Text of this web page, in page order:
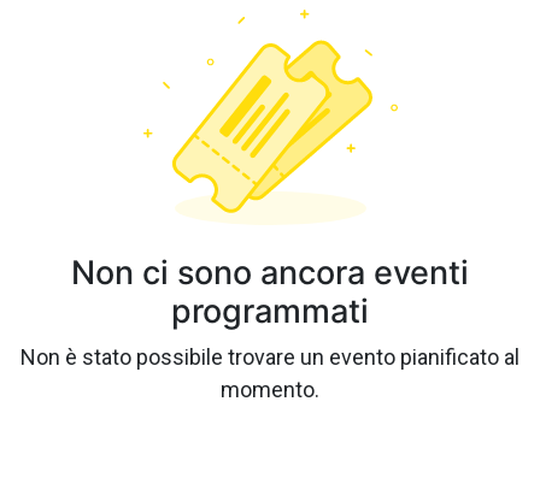
Non ci sono ancora eventi
programmati
Non è stato possibile trovare un evento pianificato al
momento.